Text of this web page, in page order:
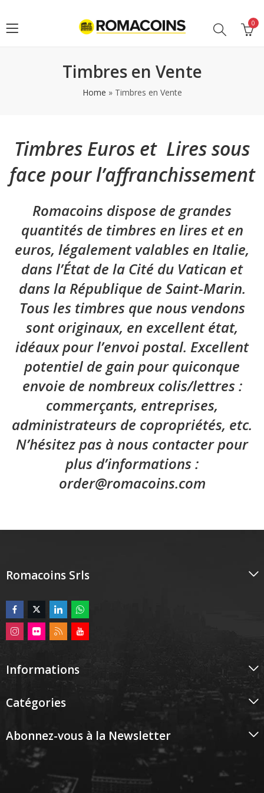
0
Timbres en Vente
Home » Timbres en Vente
Timbres Euros et Lires sous
face pour l’affranchissement
Romacoins dispose de grandes
quantités de timbres en lires et en
euros, légalement valables en Italie,
dans l’État de la Cité du Vatican et
dans la République de Saint-Marin.
Tous les timbres que nous vendons
sont originaux, en excellent état,
idéaux pour l’envoi postal. Excellent
potentiel de gain pour quiconque
envoie de nombreux colis/lettres :
commerçants, entreprises,
administrateurs de copropriétés, etc.
N’hésitez pas à nous contacter pour
plus d’informations :
order@romacoins.com
Romacoins Srls
Informations
Catégories
Abonnez-vous à la Newsletter